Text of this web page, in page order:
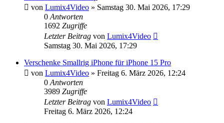
von Lumix4Video » Samstag 30. Mai 2026, 17:29
0 Antworten
1692 Zugriffe
Letzter Beitrag von Lumix4Video
Samstag 30. Mai 2026, 17:29
Verschenke Smallrig iPhone für iPhone 15 Pro
von Lumix4Video » Freitag 6. März 2026, 12:24
0 Antworten
3989 Zugriffe
Letzter Beitrag von Lumix4Video
Freitag 6. März 2026, 12:24